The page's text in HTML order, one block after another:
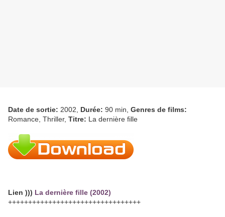
Date de sortie: 2002, Durée: 90 min, Genres de films:
Romance, Thriller, Titre: La dernière fille
Lien ))) La dernière fille (2002)
+++++++++++++++++++++++++++++++++